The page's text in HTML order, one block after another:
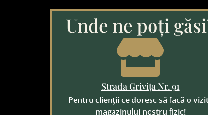
Unde ne poți
Strada Grivița Nr. 91
Pentru clienții ce doresc să facă o
magazinului nostru fizic!